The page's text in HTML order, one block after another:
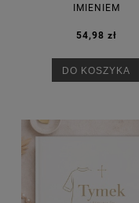
IMIENIEM
54,98 zł
DO KOSZYKA